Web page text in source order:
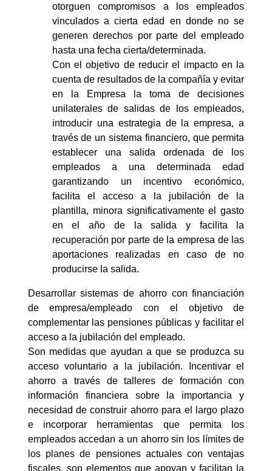
otorguen compromisos a los empleados
vinculados a cierta edad en donde no se
generen derechos por parte del empleado
hasta una fecha cierta/determinada.
Con el objetivo de reducir el impacto en la
cuenta de resultados de la compañía y evitar
en la Empresa la toma de decisiones
unilaterales de salidas de los empleados,
introducir una estrategia de la empresa, a
través de un sistema financiero, que permita
establecer una salida ordenada de los
empleados a una determinada edad
garantizando un incentivo económico,
facilita el acceso a la jubilación de la
plantilla, minora significativamente el gasto
en el año de la salida y facilita la
recuperación por parte de la empresa de las
aportaciones realizadas en caso de no
producirse la salida.
Desarrollar sistemas de ahorro con financiación
de empresa/empleado con el objetivo de
complementar las pensiones públicas y facilitar el
acceso a la jubilación del empleado.
Son medidas que ayudan a que se produzca su
acceso voluntario a la jubilación. Incentivar el
ahorro a través de talleres de formación con
información financiera sobre la importancia y
necesidad de construir ahorro para el largo plazo
e incorporar herramientas que permita los
empleados accedan a un ahorro sin los límites de
los planes de pensiones actuales con ventajas
fiscales, son elementos que apoyan y facilitan la